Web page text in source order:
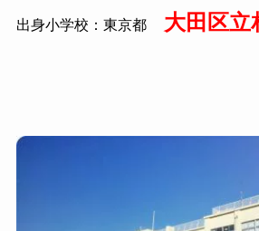
出身小学校：東京都 大田区立